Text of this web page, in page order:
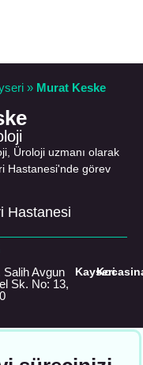
» Murat Keske
Üroloji uzmanı olarak
Hastanesi'nde görev
Hastanesi
Avgun
Sk. No: 13,
Kayseri